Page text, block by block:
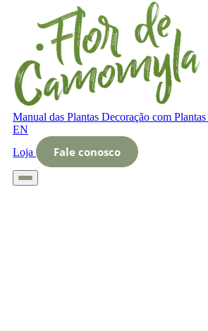
Manual das Plantas Decoração com Plantas
EN
Loja
Fale conosco